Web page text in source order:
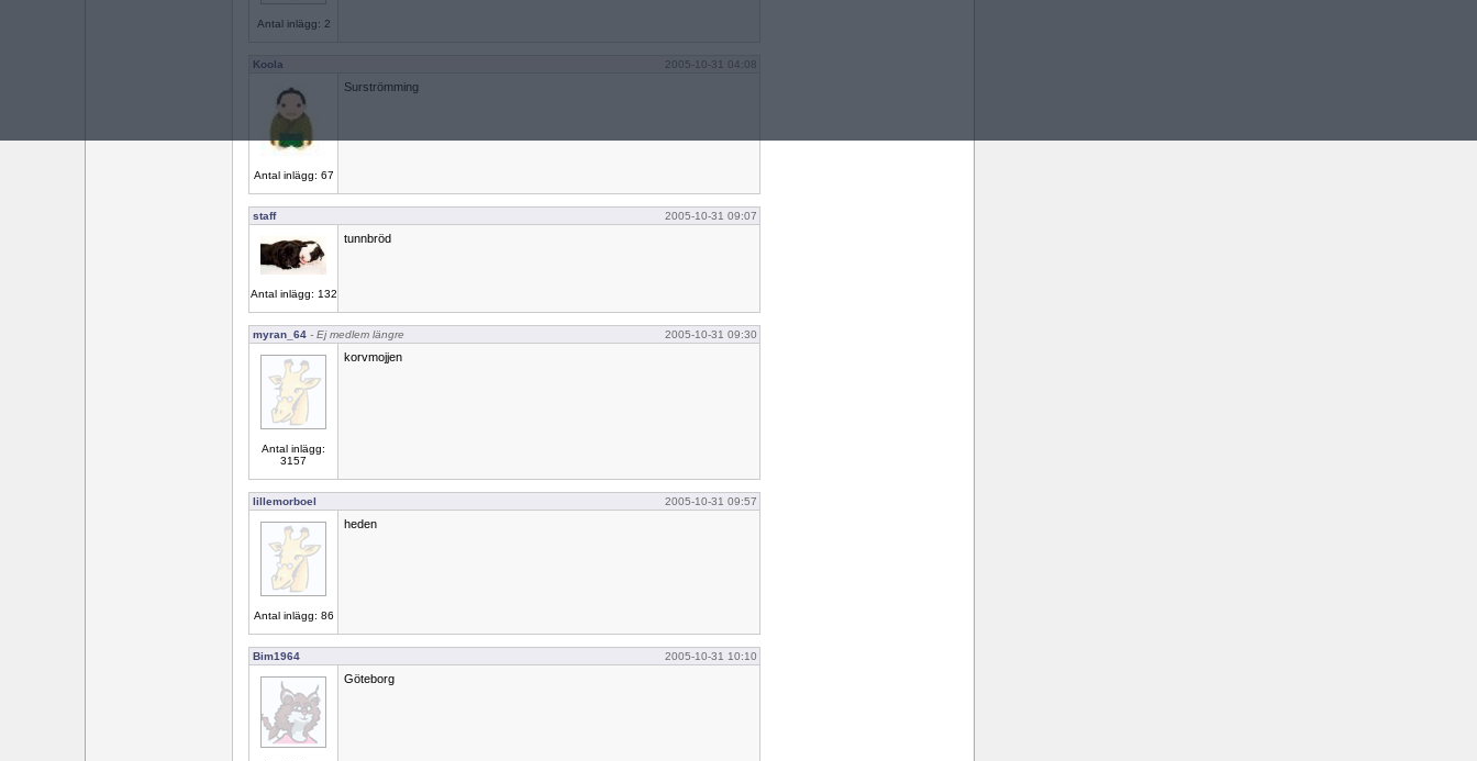
Antal inlägg: 2
Koola 2005-10-31 04:08
Antal inlägg: 67
Surströmming
staff 2005-10-31 09:07
Antal inlägg: 132
tunnbröd
myran_64 - Ej medlem längre 2005-10-31 09:30
Antal inlägg:
3157
korvmojjen
lillemorboel 2005-10-31 09:57
Antal inlägg: 86
heden
Bim1964 2005-10-31 10:10
Göteborg